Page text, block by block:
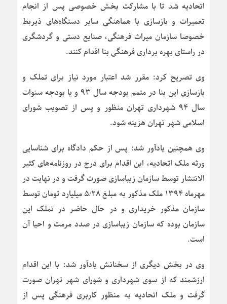
اتحادیه شد تا با مشارکت بخش خصوصی پس از انجام
تعمیرات و بازسازی با هماهنگی سایر دستگاه‌های ذیربط
خصوصا سازمان میراث فرهنگی، صنایع دستی و گردشگری
در راستای بهره برداری فرهنگی بنا اقدام کنند.
وی تصریح کرد: مقرر شد اعتبار مورد نیاز برای تملک و
بازسازی این بنا در متمم بودجه سال ۹۳ و یا بودجه سنوات
سال ۹۴ شهرداری تهران منظور و پس از تصویب شورای
اسلامی شهر تهران هزینه شود.
وی همچنین یادآور شد: پس از حکم دادگاه برای شناسایی
ورثه ملک اتحادیه، این اقدام برای درج در روزنامه‌های کثیر
الانتشار توسط سازمان زیباسازی صورت گرفت و در نهایت در
مهرماه ۱۳۹۴ ملک مذکور به مبلغ ۵/۲۸ میلیارد تومان توسط
سازمان مذکور خریداری و در حال حاضر در تملک این
سازمان بوده که سازمان زیباسازی در صدد مرمت و احیا آن
است.
وی در بخش دیگری از سخنانش یادآور شد: با این اقدام
ارزشمند که از سوی شهرداری و شورای شهر تهران صورت
گرفت و ملک اتحادیه به منظور کاربری فرهنگی پس از